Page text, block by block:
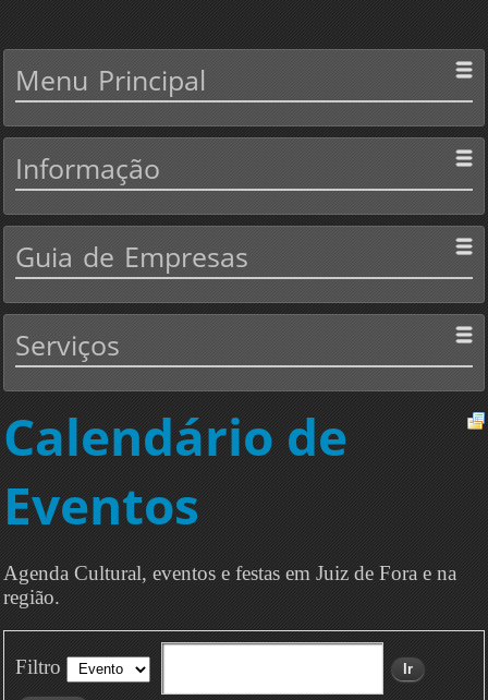
Menu Principal
Informação
Guia de Empresas
Serviços
Calendário de
Eventos
Agenda Cultural, eventos e festas em Juiz de Fora e na
região.
Filtro Ir